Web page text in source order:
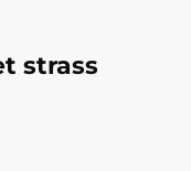
strass